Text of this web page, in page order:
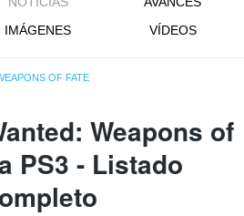
IMÁGENES VÍDEOS
OF FATE
Weapons of
PS3 - Listado